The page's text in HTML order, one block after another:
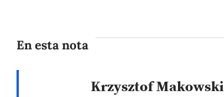
En esta nota
Krzysztof Makowski